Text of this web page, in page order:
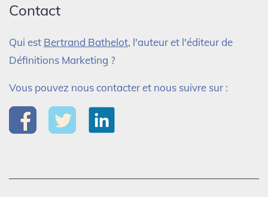
Contact
Qui est Bertrand Bathelot, l'auteur et l'éditeur de
Définitions Marketing ?
Vous pouvez nous contacter et nous suivre sur :